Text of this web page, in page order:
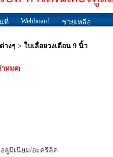
ที่ Webboard ช่วยเหลือ
างๆ > ใบเลื่อยวงเดือน 9 นิ้ว
หมด)
อลูมิเนียม/อะคริลิค